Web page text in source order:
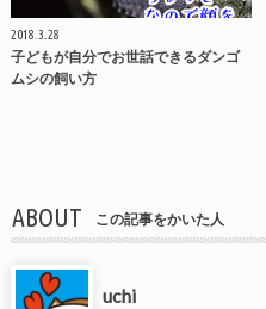
2018.3.28
子どもが自分でお世話できるダンゴ
ムシの飼い方
ABOUT この記事をかいた人
uchi